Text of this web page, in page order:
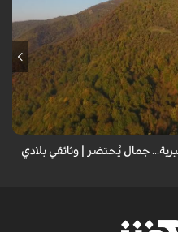
الموائل الطبيعية في إيران، يحذر
التدميرية تنهش بجسم
جمال يُحتضر | وثائقي بلادي